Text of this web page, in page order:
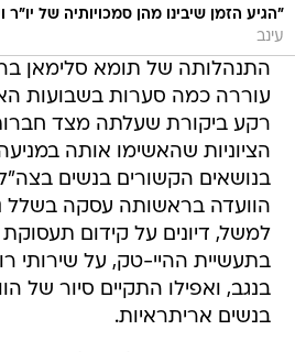
"הגיע הזמן שיבינו מהן סמכויותיה של
עינב
התנהלותה של תומא סלימאן
עוררה כמה סערות בשבועות
רקע ביקורת שעלתה מצד
הציוניות שהאשימו אותה
בנושאים הקשורים בנשים
הוועדה בראשותה עסקה בשלל
למשל, דיונים על קידום תעסוקת
בתעשיית ההיי-טק, על שירותי
בנגב, ואפילו התקיים סיור של
בנשים אריתראיות.